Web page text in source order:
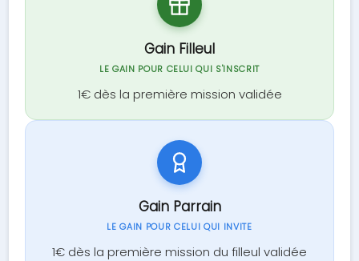
Gain Filleul
LE GAIN POUR CELUI QUI S'INSCRIT
1€ dès la première mission validée
Gain Parrain
LE GAIN POUR CELUI QUI INVITE
1€ dès la première mission du filleul validée